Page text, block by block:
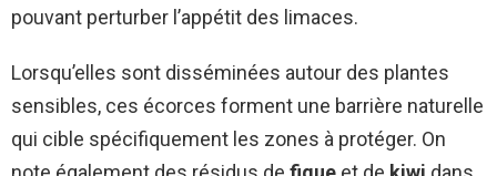
pouvant perturber l’appétit des limaces.
Lorsqu’elles sont disséminées autour des plantes
sensibles, ces écorces forment une barrière naturelle
qui cible spécifiquement les zones à protéger. On